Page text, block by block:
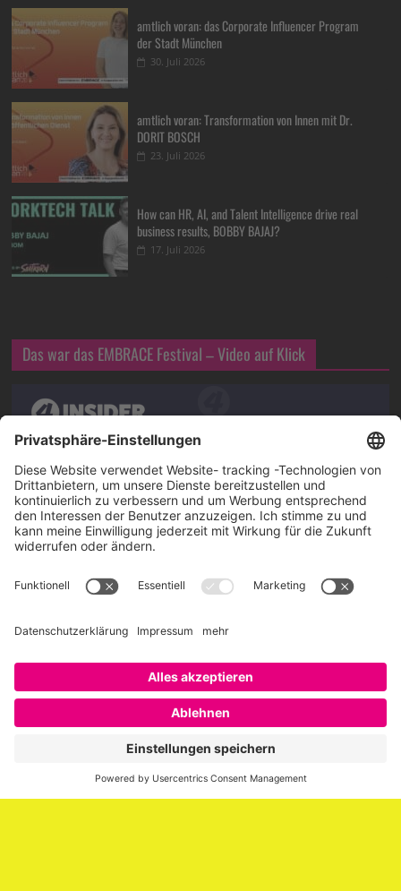
amtlich voran: das Corporate Influencer Program
der Stadt München
30. Juli 2026
amtlich voran: Transformation von Innen mit Dr.
DORIT BOSCH
23. Juli 2026
How can HR, AI, and Talent Intelligence drive real
business results, BOBBY BAJAJ?
17. Juli 2026
Das war das EMBRACE Festival – Video auf Klick
Über SAATKORN
SAATKORN ist der Blog von Gero Hesse. Seit 2009 schreibt
er über die Themen Employer Branding,